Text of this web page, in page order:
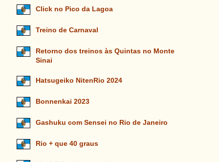
Click no Pico da Lagoa
Treino de Carnaval
Retorno dos treinos às Quintas no Monte
Sinai
Hatsugeiko NitenRio 2024
Bonnenkai 2023
Gashuku com Sensei no Rio de Janeiro
Rio + que 40 graus